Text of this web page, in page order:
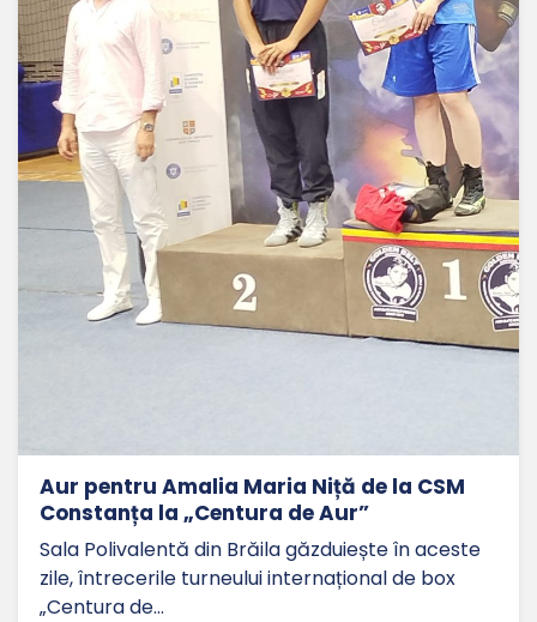
Aur pentru Amalia Maria Niță de la CSM
Constanța la „Centura de Aur”
Sala Polivalentă din Brăila găzduiește în aceste
zile, întrecerile turneului internațional de box
„Centura de…